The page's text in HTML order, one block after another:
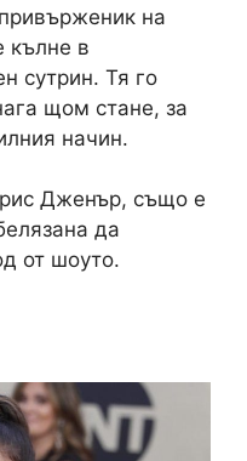
на
кълне в
сутрин. Тя го
щом стане, за
начин.
Дженър, също е
да
от шоуто.